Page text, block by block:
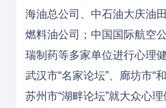
海油总公司、中石油大庆油
燃料油公司；中国国际航空
瑞制药等多家单位进行心理
武汉市“名家论坛”、廊坊市“
苏州市“湖畔论坛”就大众心